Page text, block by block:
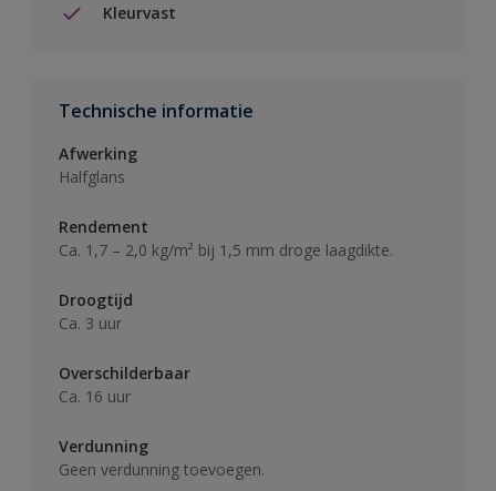
Kleurvast
Technische informatie
Afwerking
Halfglans
Rendement
Ca. 1,7 – 2,0 kg/m² bij 1,5 mm droge laagdikte.
Droogtijd
Ca. 3 uur
Overschilderbaar
Ca. 16 uur
Verdunning
Geen verdunning toevoegen.